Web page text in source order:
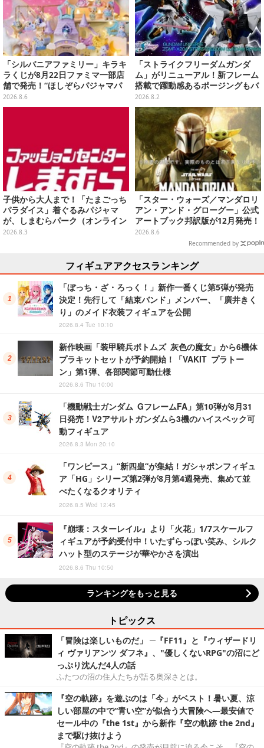
「シルバニアファミリー」キラキ
ラくじが8月22日ファミマ一部店
舗で発売！“ほしぞらパジャマパ
ーティ”をテーマに、お人形や建
物がラインナップ
2026.8.6
「ストライクフリーダムガンダ
ム」がリニューアル！新フレーム
搭載で躍動感あるポージングもバ
ッチリ
2026.8.2
子供から大人まで！「たまごっち
パラダイス」着ぐるみパジャマ
が、しまむらパーク（オンライン
ストア）にて受注生産
2026.8.3
「スター・ウォーズ／マンダロリ
アン・アンド・グローグー」公式
アートブック邦訳版が12月発売！
映画のコンセプトアートやスケッ
2026.8.6
Recommended by
フィギュアアクセスランキング
「ぼっち・ざ・ろっく！」新作一番くじ第5弾が発売
決定！先行して「結束バンド」メンバー、「廣井きく
り」のメイド衣装フィギュアを公開
2026.8.4 Tue 10:10
新作映画「装甲騎兵ボトムズ 灰色の魔女」から6機体
プラキットセットが予約開始！「VAKIT プラトー
ン」第1弾、各部関節可動仕様
2026.8.6 Thu 10:00
「機動戦士ガンダム GフレームFA」第10弾が8月31
日発売！V2アサルトガンダムら3機のハイスペック可
動フィギュア
2026.8.3 Mon 20:10
「ワンピース」“新四皇”が集結！ガシャポンフィギュ
ア「HG」シリーズ第2弾が8月第4週発売、集めて並
べたくなるクオリティ
2026.8.5 Wed 12:45
『崩壊：スターレイル』より「火花」1/7スケールフ
ィギュアが予約受付中！いたずらっぽい笑み、シルク
ハット型のステージが華やかさを演出
2026.8.6 Thu 10:50
ランキングをもっと見る
トピックス
「冒険は楽しいものだ」 ─『FF11』と『ウィザードリ
ィ ヴァリアンツ ダフネ』、"優しくないRPG"の沼にど
っぷり沈んだ4人の話
ふたつの沼の住人たちが語る奥深さとは。
『空の軌跡』を遊ぶのは「今」がベスト！暑い夏、涼
しい部屋の中で“青い空”が似合う大冒険へ―最安値で
セール中の『the 1st』から新作『空の軌跡 the 2nd』
まで駆け抜けよう